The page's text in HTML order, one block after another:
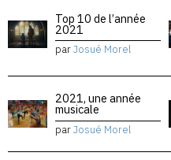
Top 10 de l’année
2021
parJosué Morel
2021, une année
musicale
parJosué Morel